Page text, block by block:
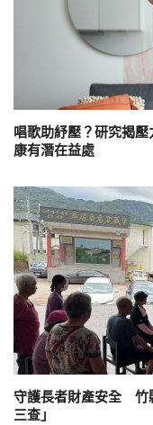
唱歌助紓壓？研究揭
康有潛在益處
守護長者財產安全 竹
三查」